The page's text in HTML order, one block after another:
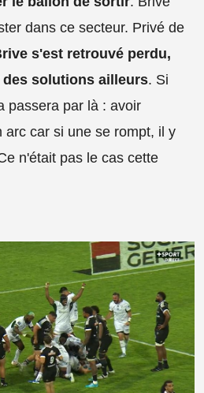
dans ce secteur. Privé de
s'est retrouvé perdu,
solutions ailleurs. Si
passera par là : avoir
arc car si une se rompt, il y
n'était pas le cas cette